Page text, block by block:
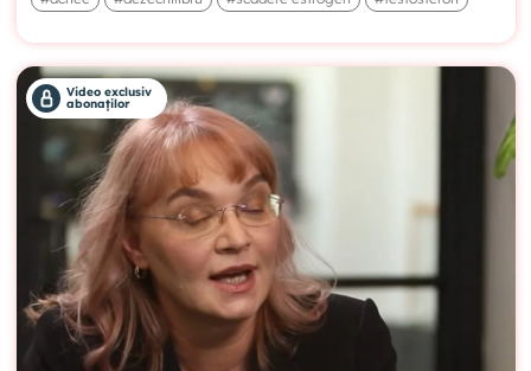
Video exclusiv
abonaților